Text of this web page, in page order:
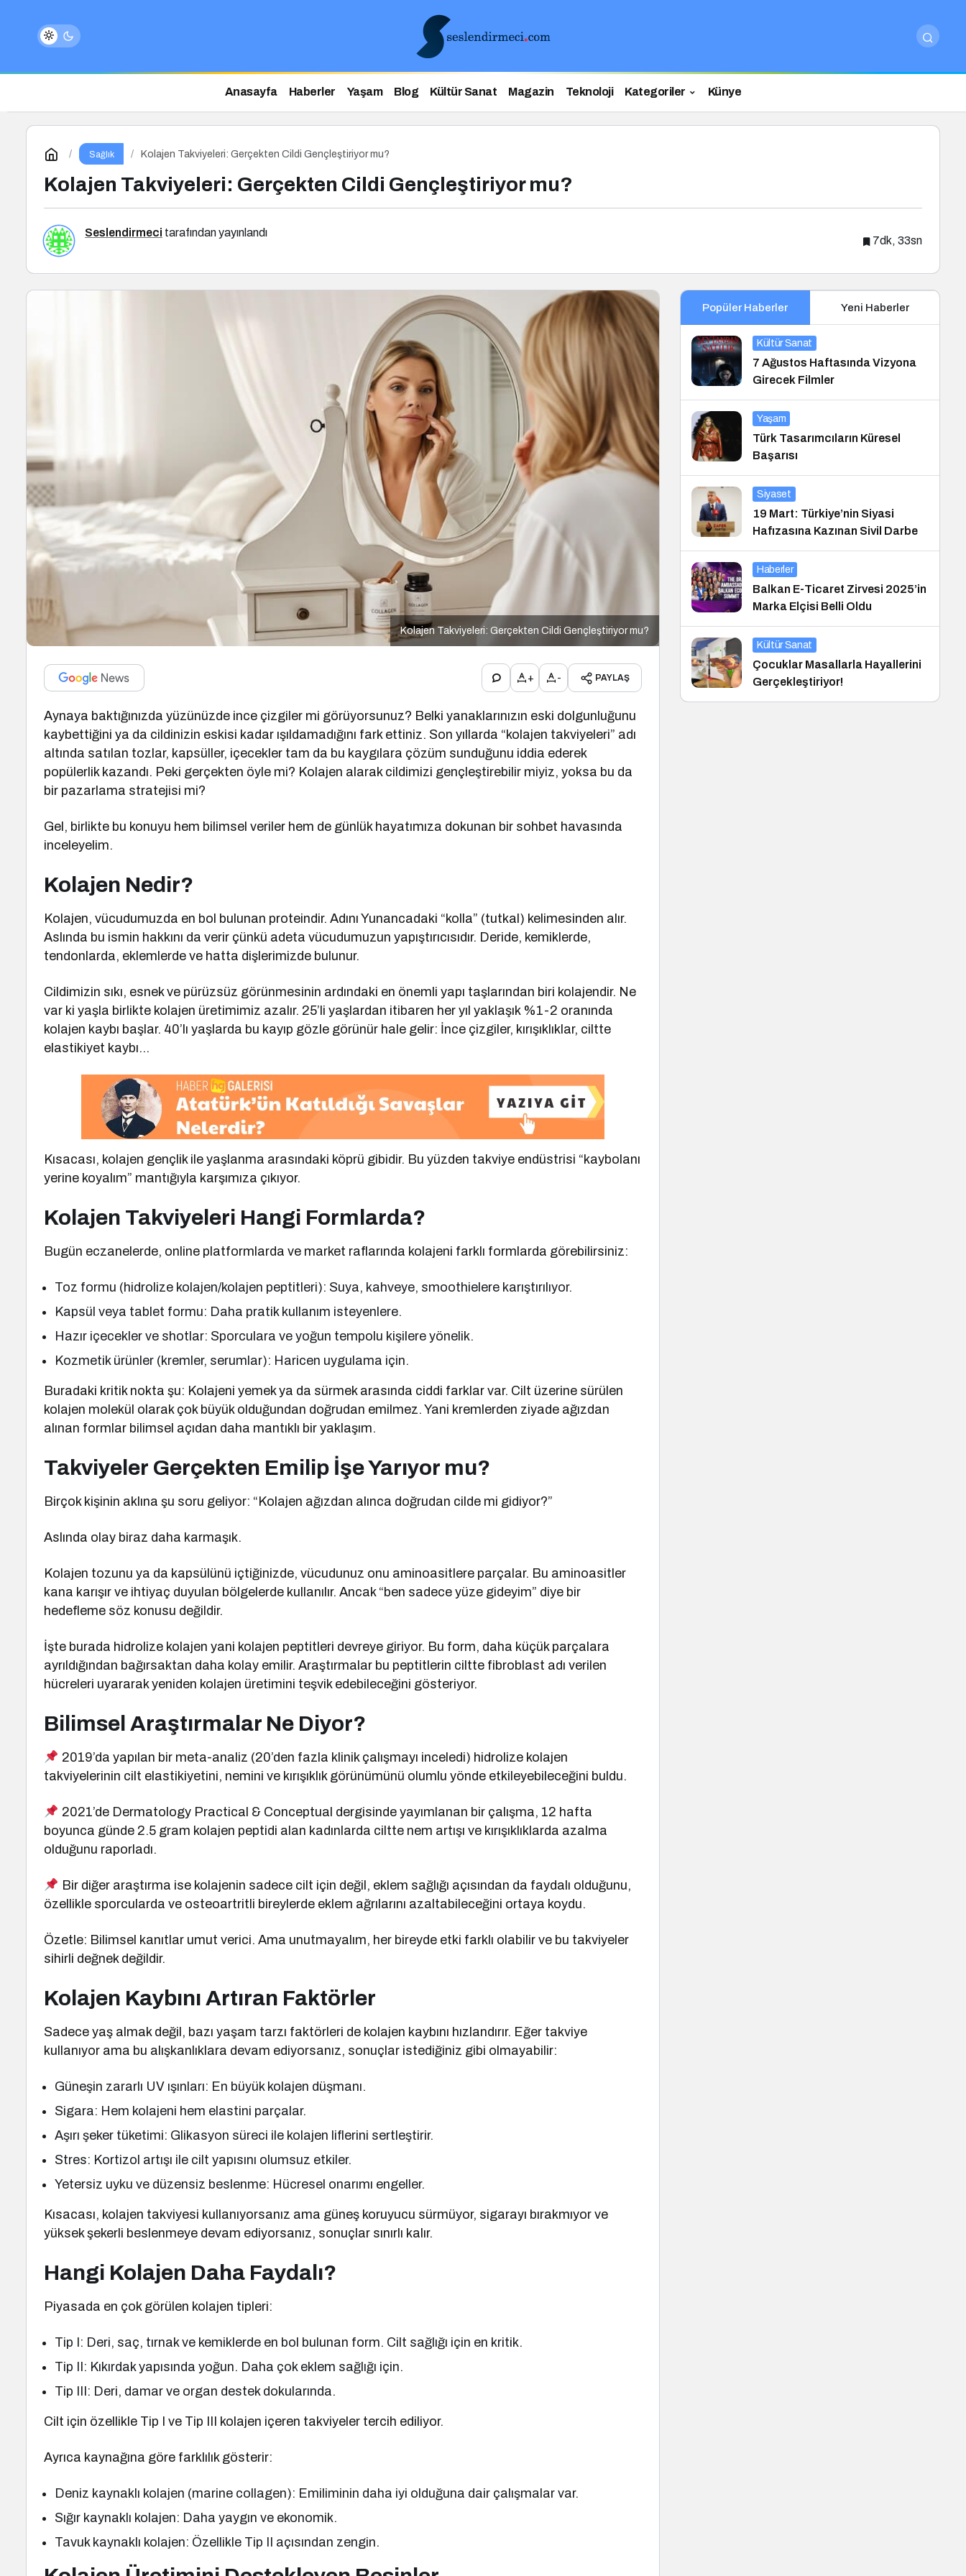
Anasayfa Haberler Yaşam Blog Kültür Sanat Magazin Teknoloji Kategoriler Künye
Sağlık Kolajen Takviyeleri: Gerçekten Cildi Gençleştiriyor mu?
Kolajen Takviyeleri: Gerçekten Cildi Gençleştiriyor mu?
Seslendirmeci tarafından yayınlandı
7dk, 33sn
Kolajen Takviyeleri: Gerçekten Cildi Gençleştiriyor mu?
+ - PAYLAŞ
Aynaya baktığınızda yüzünüzde ince çizgiler mi görüyorsunuz? Belki yanaklarınızın eski dolgunluğunu
kaybettiğini ya da cildinizin eskisi kadar ışıldamadığını fark ettiniz. Son yıllarda “kolajen takviyeleri” adı
altında satılan tozlar, kapsüller, içecekler tam da bu kaygılara çözüm sunduğunu iddia ederek
popülerlik kazandı. Peki gerçekten öyle mi? Kolajen alarak cildimizi gençleştirebilir miyiz, yoksa bu da
bir pazarlama stratejisi mi?
Gel, birlikte bu konuyu hem bilimsel veriler hem de günlük hayatımıza dokunan bir sohbet havasında
inceleyelim.
Kolajen Nedir?
Kolajen, vücudumuzda en bol bulunan proteindir. Adını Yunancadaki “kolla” (tutkal) kelimesinden alır.
Aslında bu ismin hakkını da verir çünkü adeta vücudumuzun yapıştırıcısıdır. Deride, kemiklerde,
tendonlarda, eklemlerde ve hatta dişlerimizde bulunur.
Cildimizin sıkı, esnek ve pürüzsüz görünmesinin ardındaki en önemli yapı taşlarından biri kolajendir. Ne
var ki yaşla birlikte kolajen üretimimiz azalır. 25’li yaşlardan itibaren her yıl yaklaşık %1-2 oranında
kolajen kaybı başlar. 40’lı yaşlarda bu kayıp gözle görünür hale gelir: İnce çizgiler, kırışıklıklar, ciltte
elastikiyet kaybı…
Kısacası, kolajen gençlik ile yaşlanma arasındaki köprü gibidir. Bu yüzden takviye endüstrisi “kaybolanı
yerine koyalım” mantığıyla karşımıza çıkıyor.
Kolajen Takviyeleri Hangi Formlarda?
Bugün eczanelerde, online platformlarda ve market raflarında kolajeni farklı formlarda görebilirsiniz:
Toz formu (hidrolize kolajen/kolajen peptitleri): Suya, kahveye, smoothielere karıştırılıyor.
Kapsül veya tablet formu: Daha pratik kullanım isteyenlere.
Hazır içecekler ve shotlar: Sporculara ve yoğun tempolu kişilere yönelik.
Kozmetik ürünler (kremler, serumlar): Haricen uygulama için.
Buradaki kritik nokta şu: Kolajeni yemek ya da sürmek arasında ciddi farklar var. Cilt üzerine sürülen
kolajen molekül olarak çok büyük olduğundan doğrudan emilmez. Yani kremlerden ziyade ağızdan
alınan formlar bilimsel açıdan daha mantıklı bir yaklaşım.
Takviyeler Gerçekten Emilip İşe Yarıyor mu?
Birçok kişinin aklına şu soru geliyor: “Kolajen ağızdan alınca doğrudan cilde mi gidiyor?”
Aslında olay biraz daha karmaşık.
Kolajen tozunu ya da kapsülünü içtiğinizde, vücudunuz onu aminoasitlere parçalar. Bu aminoasitler
kana karışır ve ihtiyaç duyulan bölgelerde kullanılır. Ancak “ben sadece yüze gideyim” diye bir
hedefleme söz konusu değildir.
İşte burada hidrolize kolajen yani kolajen peptitleri devreye giriyor. Bu form, daha küçük parçalara
ayrıldığından bağırsaktan daha kolay emilir. Araştırmalar bu peptitlerin ciltte fibroblast adı verilen
hücreleri uyararak yeniden kolajen üretimini teşvik edebileceğini gösteriyor.
Bilimsel Araştırmalar Ne Diyor?
2019’da yapılan bir meta-analiz (20’den fazla klinik çalışmayı inceledi) hidrolize kolajen
takviyelerinin cilt elastikiyetini, nemini ve kırışıklık görünümünü olumlu yönde etkileyebileceğini buldu.
2021’de Dermatology Practical & Conceptual dergisinde yayımlanan bir çalışma, 12 hafta
boyunca günde 2.5 gram kolajen peptidi alan kadınlarda ciltte nem artışı ve kırışıklıklarda azalma
olduğunu raporladı.
Bir diğer araştırma ise kolajenin sadece cilt için değil, eklem sağlığı açısından da faydalı olduğunu,
özellikle sporcularda ve osteoartritli bireylerde eklem ağrılarını azaltabileceğini ortaya koydu.
Özetle: Bilimsel kanıtlar umut verici. Ama unutmayalım, her bireyde etki farklı olabilir ve bu takviyeler
sihirli değnek değildir.
Kolajen Kaybını Artıran Faktörler
Sadece yaş almak değil, bazı yaşam tarzı faktörleri de kolajen kaybını hızlandırır. Eğer takviye
kullanıyor ama bu alışkanlıklara devam ediyorsanız, sonuçlar istediğiniz gibi olmayabilir:
Güneşin zararlı UV ışınları: En büyük kolajen düşmanı.
Sigara: Hem kolajeni hem elastini parçalar.
Aşırı şeker tüketimi: Glikasyon süreci ile kolajen liflerini sertleştirir.
Stres: Kortizol artışı ile cilt yapısını olumsuz etkiler.
Yetersiz uyku ve düzensiz beslenme: Hücresel onarımı engeller.
Kısacası, kolajen takviyesi kullanıyorsanız ama güneş koruyucu sürmüyor, sigarayı bırakmıyor ve
yüksek şekerli beslenmeye devam ediyorsanız, sonuçlar sınırlı kalır.
Hangi Kolajen Daha Faydalı?
Piyasada en çok görülen kolajen tipleri:
Tip I: Deri, saç, tırnak ve kemiklerde en bol bulunan form. Cilt sağlığı için en kritik.
Tip II: Kıkırdak yapısında yoğun. Daha çok eklem sağlığı için.
Tip III: Deri, damar ve organ destek dokularında.
Cilt için özellikle Tip I ve Tip III kolajen içeren takviyeler tercih ediliyor.
Ayrıca kaynağına göre farklılık gösterir:
Deniz kaynaklı kolajen (marine collagen): Emiliminin daha iyi olduğuna dair çalışmalar var.
Sığır kaynaklı kolajen: Daha yaygın ve ekonomik.
Tavuk kaynaklı kolajen: Özellikle Tip II açısından zengin.
Popüler Haberler Yeni Haberler
Kültür Sanat
7 Ağustos Haftasında Vizyona
Girecek Filmler
Yaşam
Türk Tasarımcıların Küresel
Başarısı
Siyaset
19 Mart: Türkiye’nin Siyasi
Hafızasına Kazınan Sivil Darbe
Haberler
Balkan E-Ticaret Zirvesi 2025’in
Marka Elçisi Belli Oldu
Kültür Sanat
Çocuklar Masallarla Hayallerini
Gerçekleştiriyor!